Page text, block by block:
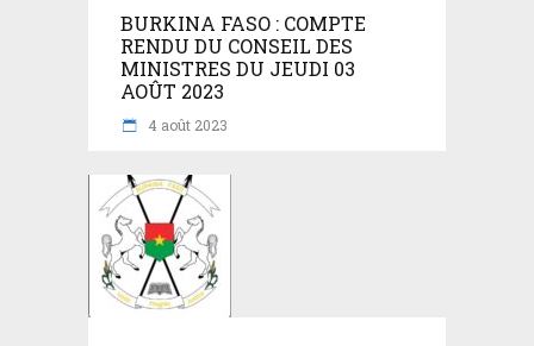
BURKINA FASO : COMPTE
RENDU DU CONSEIL DES
MINISTRES DU JEUDI 03
AOÛT 2023
4 août 2023